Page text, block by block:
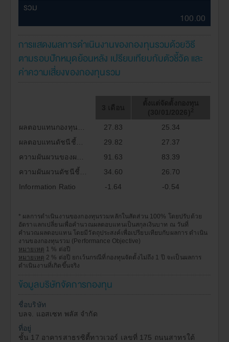
รวม
100.00
การแสดงผลการดำเนินงานของกองทุนรวมด้วยวิธี
ตามรอบปักหมุดย้อนหลัง เปรียบเทียบกับตัวชี้วัด และ
ค่าความเสี่ยงของกองทุนรวม
27.83
25.34
29.82
27.37
91.63
83.39
34.60
26.70
Information Ratio
-1.64 -0.54
* ผลการดำเนินงานของกองทุนรวมหลักในสัดส่วน 100% โดยปรับด้วย
อัตราแลกเปลี่ยนเพื่อคำนวณผลตอบแทนเป็นสกุลเงินบาท ณ วันที่
คำนวณผลตอบแทน โดยมีวัตถุประสงค์เพื่อเปรียบเทียบกับผลการ ดำเนิน
งานของกองทุนรวม (Performance Objective)
หมายเหตุ 1 % ต่อปี
หมายเหตุ 2 % ต่อปี ยกเว้นกรณีที่กองทุนจัดตั้งไม่ถึง 1 ปี จะเป็นผลการ
ดำเนินงานที่เกิดขึ้นจริง
ข้อมูลบริษัทจัดการกองทุน
ชื่อบริษัท
บลจ. แอสเซท พลัส จำกัด
ที่อยู่
ชั้น 17 อาคารสาธรซิตี้ทาวเวอร์ เลขที่ 175 ถนนสาทรใต้